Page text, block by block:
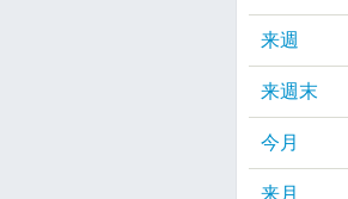
来週
来週末
今月
来月